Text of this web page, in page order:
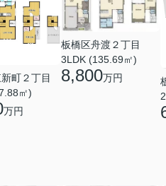
町２丁目
㎡)
万円
板橋区舟渡２丁目
3LDK (135.69㎡)
8,800万円